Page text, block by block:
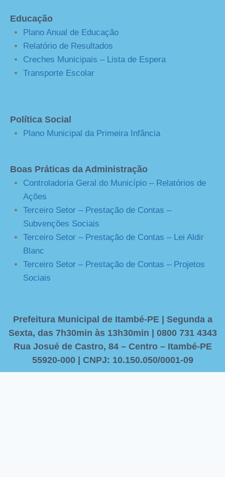
Educação
Plano Anual de Educação
Relatório de Resultados
Creches Municipais – Lista de Espera
Transporte Escolar
Política Social
Plano Municipal da Primeira Infância
Boas Práticas da Administração
Controladoria Geral do Município – Relatórios de
Ações
Terceiro Setor – Prestação de Contas –
Subvenções Sociais
Terceiro Setor – Prestação de Contas – Lei Aldir
Blanc
Terceiro Setor – Prestação de Contas – Projetos
Sociais
Prefeitura Municipal de Itambé-PE | Segunda a
Sexta, das 7h30min às 13h30min | 0800 731 4343
Rua Josué de Castro, 84 – Centro – Itambé-PE
55920-000 | CNPJ: 10.150.050/0001-09